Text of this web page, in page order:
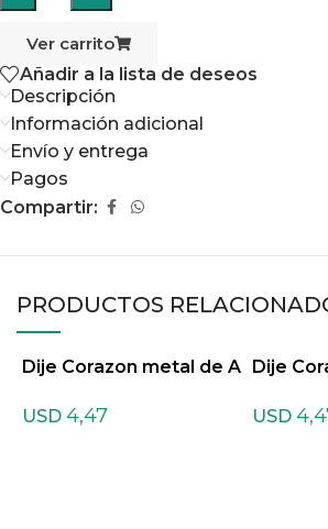
Ver carrito
Añadir a la lista de deseos
Descripción
Información adicional
Envío y entrega
Pagos
Compartir:
PRODUCTOS
Dije Corazon metal de A
USD 4,47
Dije
USD